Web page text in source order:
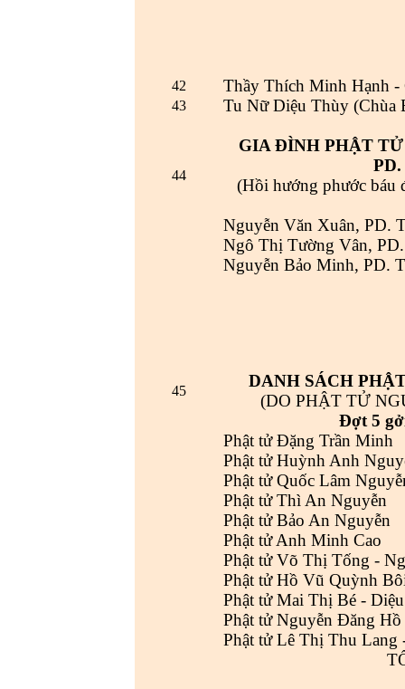
42 Thầy Thích Minh Hạnh -
43 Tu Nữ Diệu Thùy (Chùa
44
GIA ĐÌNH PHẬT
(Hồi hướng phước báu
Nguyễn Văn Xuân, PD.
Ngô Thị Tường Vân,
Nguyễn Bảo Minh, PD.
45
DANH SÁCH
(DO PHẬT TỬ
Đợt 5
Phật tử Đặng Trần Minh
Phật tử Huỳnh Anh
Phật tử Quốc Lâm
Phật tử Thì An Nguyễn
Phật tử Bảo An Nguyễn
Phật tử Anh Minh Cao
Phật tử Võ Thị Tống -
Phật tử Hồ Vũ Quỳnh
Phật tử Mai Thị Bé -
Phật tử Nguyễn Đăng Hồ
Phật tử Lê Thị Thu Lang